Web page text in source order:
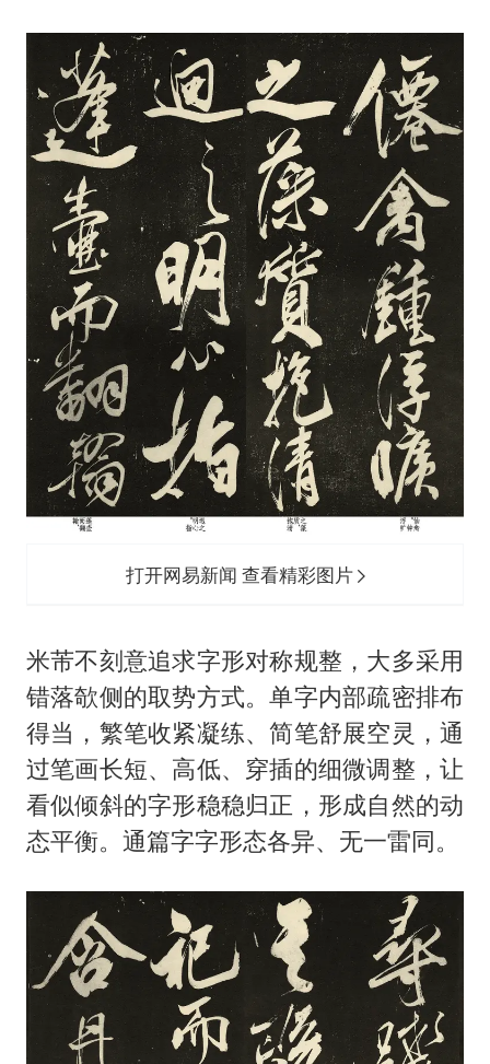
打开网易新闻 查看精彩图片
米芾不刻意追求字形对称规整，大多采用
错落欹侧的取势方式。单字内部疏密排布
得当，繁笔收紧凝练、简笔舒展空灵，通
过笔画长短、高低、穿插的细微调整，让
看似倾斜的字形稳稳归正，形成自然的动
态平衡。通篇字字形态各异、无一雷同。